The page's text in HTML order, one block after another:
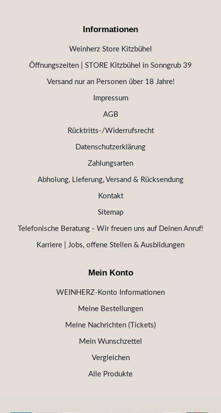
Informationen
Weinherz Store Kitzbühel
Öffnungszeiten | STORE Kitzbühel in Sonngrub 39
Versand nur an Personen über 18 Jahre!
Impressum
AGB
Rücktritts-/Widerrufsrecht
Datenschutzerklärung
Zahlungsarten
Abholung, Lieferung, Versand & Rücksendung
Kontakt
Sitemap
Telefonische Beratung - Wir freuen uns auf Deinen Anruf!
Karriere | Jobs, offene Stellen & Ausbildungen
Mein Konto
WEINHERZ-Konto Informationen
Meine Bestellungen
Meine Nachrichten (Tickets)
Mein Wunschzettel
Vergleichen
Alle Produkte